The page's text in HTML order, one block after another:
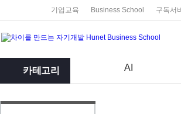
기업교육 Business School 구독서
카테고리 AI